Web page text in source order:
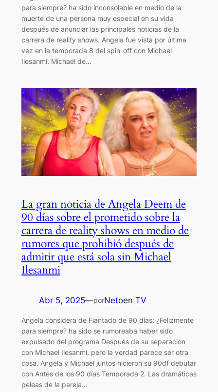
para siempre? ha sido inconsolable en medio de la
muerte de una persona muy especial en su vida
después de anunciar las principales noticias de la
carrera de reality shows. Angela fue vista por última
vez en la temporada 8 del spin-off con Michael
Ilesanmi. Michael de…
La gran noticia de Angela Deem de
90 días sobre el prometido sobre la
carrera de reality shows en medio de
rumores que prohibió después de
admitir que está sola sin Michael
Ilesanmi
Abr 5, 2025—porNetoen TV
Angela considera de Fiantado de 90 días: ¿Felizmente
para siempre? ha sido se rumoreaba haber sido
expulsado del programa Después de su separación
con Michael Ilesanmi, pero la verdad parece ser otra
cosa. Angela y Michael juntos hicieron su 90df debutar
con Antes de los 90 días Temporada 2. Las dramáticas
peleas de la pareja…